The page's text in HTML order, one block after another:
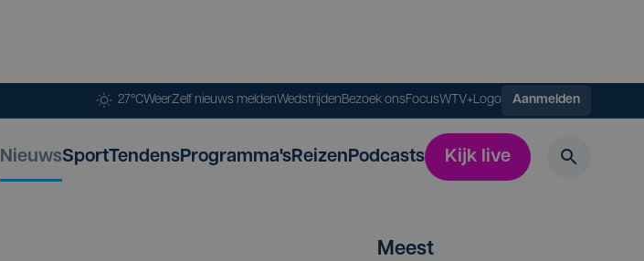
27°CWeerZelf nieuws meldenWedstrijdenBezoek onsFocusWTV+Logo Aanmelden
NieuwsSportTendensProgramma'sReizenPodcasts Kijk live
Meest